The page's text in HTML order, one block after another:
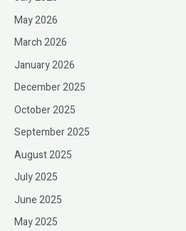
May 2026
March 2026
January 2026
December 2025
October 2025
September 2025
August 2025
July 2025
June 2025
May 2025